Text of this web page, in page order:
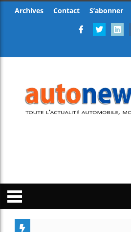
Archives Contact S’abonner